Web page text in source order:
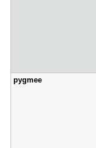
pygmee